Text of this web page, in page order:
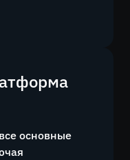
основные